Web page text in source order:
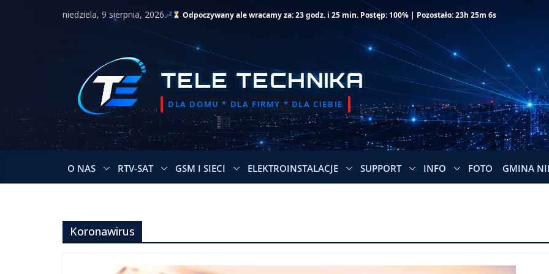
niedziela, 9 sierpnia, 2026 Odpoczywany ale wracamy za: 23 godz. i 25 min. Postęp: 100% | Pozostało: 23h 25m 6s
TELE TECHNIKA
DLA DOMU * DLA FIRMY * DLA CIEBIE
O NAS RTV-SAT GSM I SIECI ELEKTROINSTALACJE SUPPORT INFO FOTO GMINA
Koronawirus